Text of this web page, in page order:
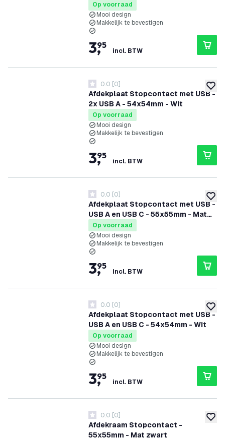
Op voorraad
Mooi design
Makkelijk te bevestigen
3,
95
incl. BTW
Afdekplaat Stopcontact met USB -
2x USB A - 54x54mm - Wit
0 score sterren
0.0 [0]
Op voorraad
Mooi design
Makkelijk te bevestigen
3,
95
incl. BTW
Afdekplaat Stopcontact met USB -
USB A en USB C - 55x55mm - Mat
zwart
0 score sterren
0.0 [0]
Op voorraad
Mooi design
Makkelijk te bevestigen
3,
95
incl. BTW
Afdekplaat Stopcontact met USB -
USB A en USB C - 54x54mm - Wit
0 score sterren
0.0 [0]
Op voorraad
Mooi design
Makkelijk te bevestigen
3,
95
incl. BTW
Afdekraam Stopcontact -
55x55mm - Mat zwart
0 score sterren
0.0 [0]